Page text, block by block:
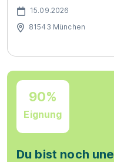
15.09.2026
81543 München
90%
Eignung
Du bist noch